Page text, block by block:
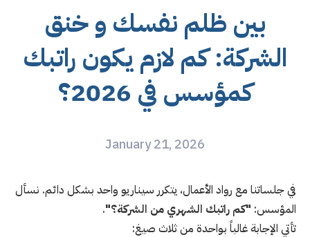
بين ظلم نفسك و خنق
الشركة: كم لازم يكون راتبك
كمؤسس في 2026؟
January 21, 2026
في جلساتنا مع رواد الأعمال، يتكرر سيناريو واحد بشكل دائم. نسأل
المؤسس: "كم راتبك الشهري من الشركة؟".
تأتي الإجابة غالباً بواحدة من ثلاث صيغ: